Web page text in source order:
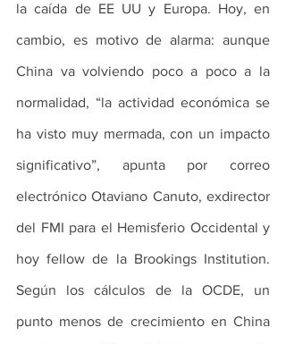
la caída de EE UU y Europa. Hoy, en
cambio, es motivo de alarma: aunque
China va volviendo poco a poco a la
normalidad, “la actividad económica se
ha visto muy mermada, con un impacto
significativo”, apunta por correo
electrónico Otaviano Canuto, exdirector
del FMI para el Hemisferio Occidental y
hoy fellow de la Brookings Institution.
Según los cálculos de la OCDE, un
punto menos de crecimiento en China